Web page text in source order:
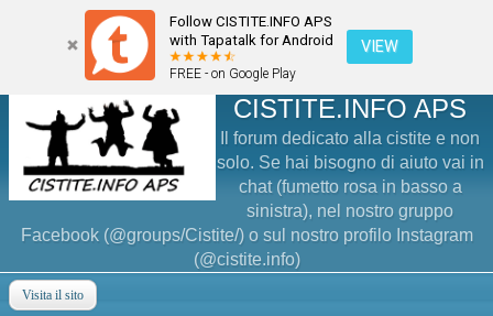
Follow CISTITE.INFO APS
with Tapatalk for Android
FREE - on Google Play
VIEW
CISTITE.INFO APS
Il forum dedicato alla cistite e non
solo. Se hai bisogno di aiuto vai in
chat (fumetto rosa in basso a
sinistra), nel nostro gruppo
Facebook (@groups/Cistite/) o sul nostro profilo Instagram
(@cistite.info)
Visita il sito